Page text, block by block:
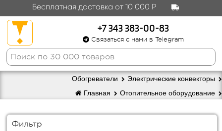
Бесплатная доставка от 10 000 Р
+7 343 383-00-83
Связаться с нами в Telegram
Электрические конвекторы
Обогреватели
Отопительное оборудование
Главная
Фильтр